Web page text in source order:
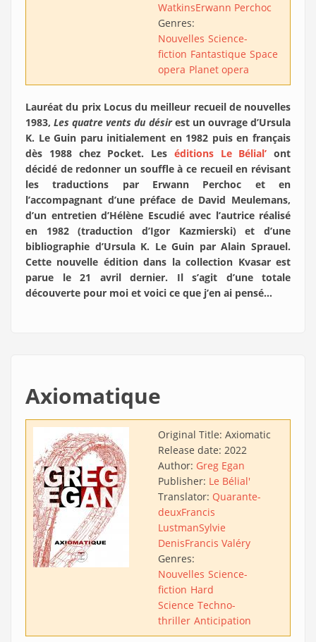
WatkinsErwann Perchoc
Genres:
Nouvelles Science-
fiction Fantastique Space
opera Planet opera
Lauréat du prix Locus du meilleur recueil de nouvelles
1983,Les quatre vents du désirest un ouvrage d’Ursula
K. Le Guin paru initialement en 1982 puis en français
dès 1988 chez Pocket. Les éditions Le Bélial’ ont
décidé de redonner un souffle à ce recueil en révisant
les traductions par Erwann Perchoc et en
l’accompagnant d’une préface de David Meulemans,
d’un entretien d’Hélène Escudié avec l’autrice réalisé
en 1982 (traduction d’Igor Kazmierski) et d’une
bibliographie d’Ursula K. Le Guin par Alain Sprauel.
Cette nouvelle édition dans la collection Kvasar est
parue le 21 avril dernier. Il s’agit d’une totale
découverte pour moi et voici ce que j’en ai pensé…
Axiomatique
Original Title: Axiomatic
Release date: 2022
Author: Greg Egan
Publisher: Le Bélial'
Translator: Quarante-
deuxFrancis
LustmanSylvie
DenisFrancis Valéry
Genres:
Nouvelles Science-
fiction Hard
Science Techno-
thriller Anticipation